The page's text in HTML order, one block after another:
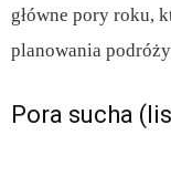
główne pory roku,
planowania
Pora sucha